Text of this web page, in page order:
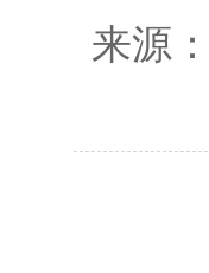
来源：